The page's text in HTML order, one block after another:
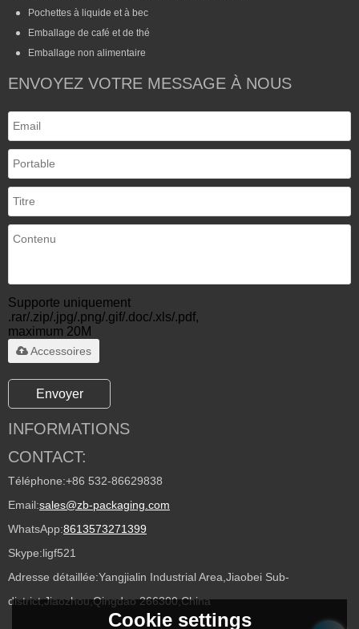
Pochettes à liquide et à bec
Emballage de café et de thé
Emballage non alimentaire
ENVOYEZ VOTRE MESSAGE À NOUS
Supporte uniquement
.rar/.zip/.jpg/.png/.gif/.doc/.xls/.pdf,
maximum 20M
Accessoires
Envoyer
INFORMATIONS
CONTACT:
Téléphone:+86 532-86629838
Email:sales@zb-packaging.com
WhatsApp:8613573271399
Skype:ligf521
Adresse détaillée:Yangjialin Industrial Area,Jiaobei Sub-
district,Jiaozhou,Qingdao 266300,China
Cookie settings